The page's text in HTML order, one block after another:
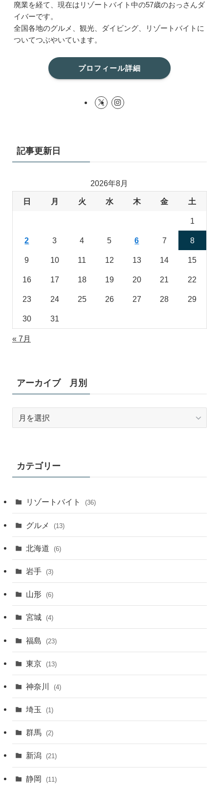
廃業を経て、現在はリゾートバイト中の57歳のおっさんダ
イバーです。
全国各地のグルメ、観光、ダイビング、リゾートバイトに
ついてつぶやいています。
プロフィール詳細
記事更新日
2026年8月
日 月 火 水 木 金 土
1
2 3 4 5 6 7 8
9 10 11 12 13 14 15
16 17 18 19 20 21 22
23 24 25 26 27 28 29
30 31
« 7月
アーカイブ 月別
ブ
カテゴリー
リゾートバイト (36)
グルメ (13)
北海道 (6)
岩手 (3)
山形 (6)
宮城 (4)
福島 (23)
東京 (13)
神奈川 (4)
埼玉 (1)
群馬 (2)
新潟 (21)
静岡 (11)